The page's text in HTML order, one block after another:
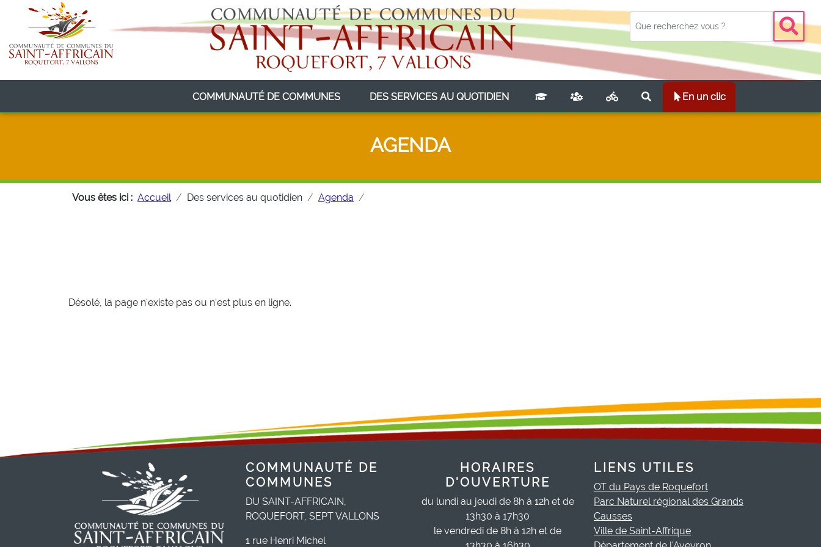
COMMUNAUTÉ DE COMMUNES(CURRENT)DES SERVICES AU QUOTIDIEN(CURRENT) En un clic
AGENDA
Vous êtes ici : Accueil Des services au quotidien Agenda
Désolé, la page n'existe pas ou n'est plus en ligne.
COMMUNAUTÉ DE
COMMUNES
DU SAINT-AFFRICAIN,
ROQUEFORT, SEPT VALLONS
1 rue Henri Michel
HORAIRES
D'OUVERTURE
du lundi au jeudi de 8h à 12h et de
13h30 à 17h30
le vendredi de 8h à 12h et de
LIENS UTILES
OT du Pays de Roquefort
Parc Naturel régional des Grands
Causses
Ville de Saint-Affrique